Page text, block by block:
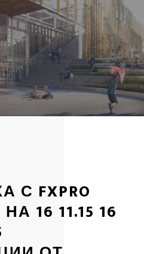
FXPRO
НА 16 11.15 16